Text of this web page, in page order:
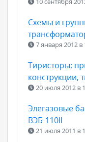
Схемы и
7 января 2012 в
Тиристоры:
конструкции,
20 июля 2012 в
Элегазовые
ВЭБ-110II
21 июля 2011 в